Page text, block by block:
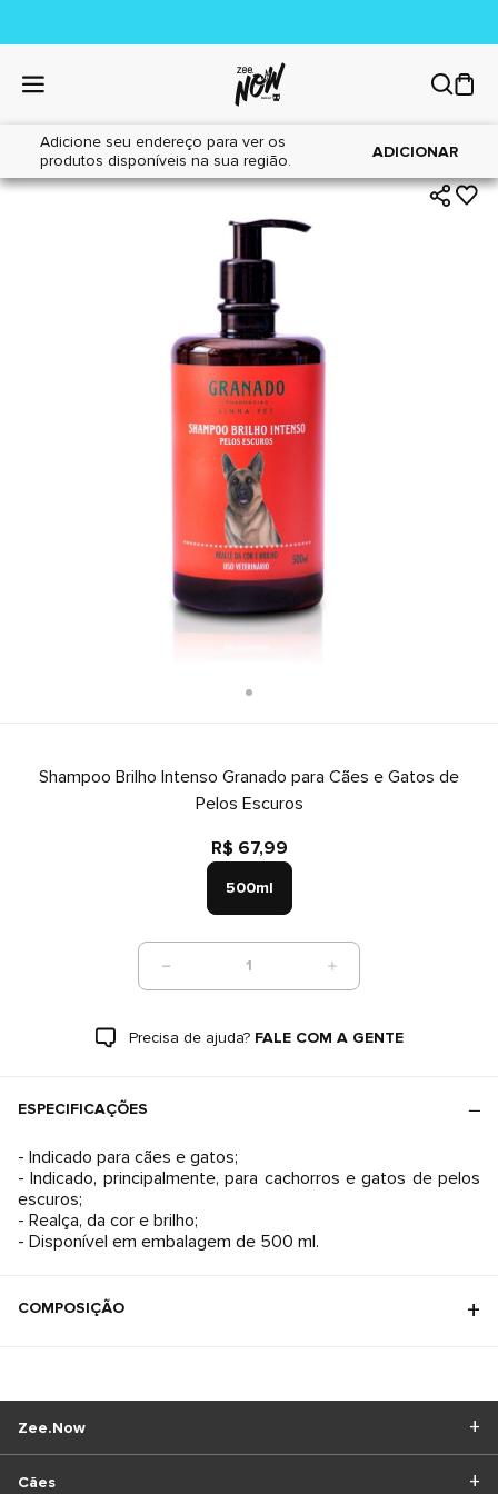
Adicione seu endereço para ver os
produtos disponíveis na sua região.
ADICIONAR
Home|Cães|Higiene
Shampoo Brilho Intenso Granado para Cães e Gatos de
Pelos Escuros
R$ 67,99
500ml
1
Precisa de ajuda? FALE COM A GENTE
ESPECIFICAÇÕES
- Indicado para cães e gatos;
- Indicado, principalmente, para cachorros e gatos de pelos
escuros;
- Realça, da cor e brilho;
- Disponível em embalagem de 500 ml.
COMPOSIÇÃO
Cães
Zee.Now